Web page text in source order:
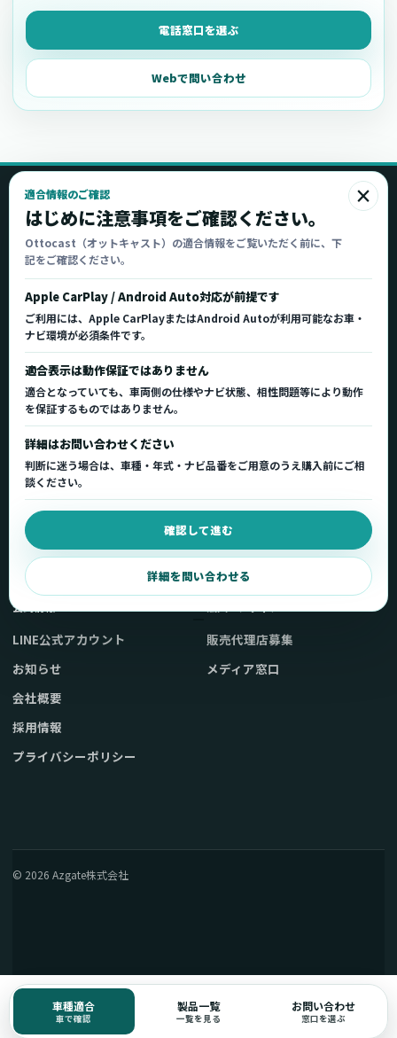
車種適合
車で確認
製品一覧
一覧を見る
お問い合わせ
窓口を選ぶ
電話窓口を選ぶ
Webで問い合わせ
×
適合情報のご確認
はじめに注意事項をご確認ください。
Ottocast（オットキャスト）の適合情報をご覧いただく前に、下
記をご確認ください。
Apple CarPlay / Android Auto対応が前提です
ご利用には、Apple CarPlayまたはAndroid Autoが利用可能なお車・
ナビ環境が必須条件です。
適合表示は動作保証ではありません
適合となっていても、車両側の仕様やナビ状態、相性問題等により動作
を保証するものではありません。
詳細はお問い合わせください
判断に迷う場合は、車種・年式・ナビ品番をご用意のうえ購入前にご相
談ください。
確認して進む
詳細を問い合わせる
Ottocast
オットキャスト
Ottocast正規販売代理店 Azgate株式会社
Ottocast（オットキャスト）の製品情報、車種適
合、サポート情報を日本国内向けに整理してご案内し
ます。
正規販売代理店 車種適合情報 国内サポート窓口
製品を探す
製品一覧
車種適合を確認
用途から製品を選ぶ
取扱店舗・購入先
弊社販売ストアへ
使い方ガイド
Q&A・症状別サポート
起動不良復旧サービス
公式情報
LINE公式アカウント
お知らせ
会社概要
採用情報
プライバシーポリシー
販売代理店募集
メディア窓口
© 2026 Azgate株式会社
電話窓口の確認